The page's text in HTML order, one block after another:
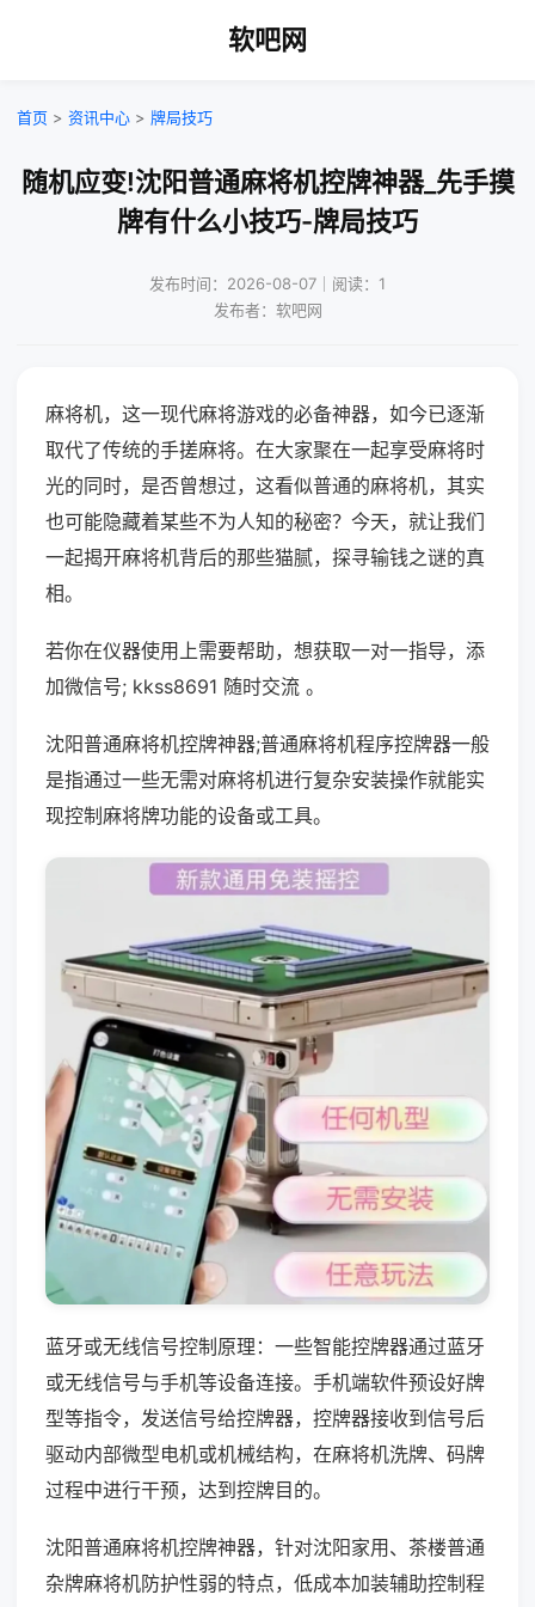
软吧网
首页 > 资讯中心 > 牌局技巧
随机应变!沈阳普通麻将机控牌神器_先手摸
牌有什么小技巧-牌局技巧
发布时间：2026-08-07｜阅读：1
发布者：软吧网
麻将机，这一现代麻将游戏的必备神器，如今已逐渐
取代了传统的手搓麻将。在大家聚在一起享受麻将时
光的同时，是否曾想过，这看似普通的麻将机，其实
也可能隐藏着某些不为人知的秘密？今天，就让我们
一起揭开麻将机背后的那些猫腻，探寻输钱之谜的真
相。
若你在仪器使用上需要帮助，想获取一对一指导，添
加微信号; kkss8691 随时交流 。
沈阳普通麻将机控牌神器;普通麻将机程序控牌器一般
是指通过一些无需对麻将机进行复杂安装操作就能实
现控制麻将牌功能的设备或工具。
蓝牙或无线信号控制原理：一些智能控牌器通过蓝牙
或无线信号与手机等设备连接。手机端软件预设好牌
型等指令，发送信号给控牌器，控牌器接收到信号后
驱动内部微型电机或机械结构，在麻将机洗牌、码牌
过程中进行干预，达到控牌目的。
沈阳普通麻将机控牌神器，针对沈阳家用、茶楼普通
杂牌麻将机防护性弱的特点，低成本加装辅助控制程